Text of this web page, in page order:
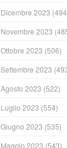
Dicembre 2023
Novembre 2023
Ottobre 2023 (506)
Settembre 2023
Agosto 2023 (522)
Luglio 2023 (554)
Giugno 2023 (535)
Maggio 2023 (543)